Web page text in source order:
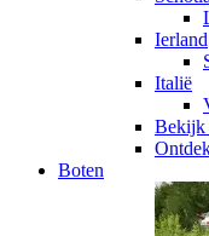
Ierland
Italië
Bekijk
Boten